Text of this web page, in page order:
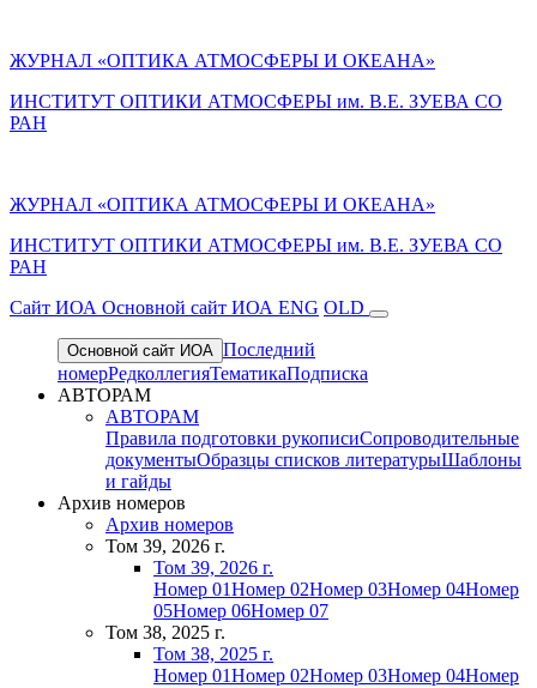
ЖУРНАЛ «ОПТИКА АТМОСФЕРЫ И ОКЕАНА»
ИНСТИТУТ ОПТИКИ АТМОСФЕРЫ им. В.Е. ЗУЕВА СО
РАН
ЖУРНАЛ «ОПТИКА АТМОСФЕРЫ И ОКЕАНА»
ИНСТИТУТ ОПТИКИ АТМОСФЕРЫ им. В.Е. ЗУЕВА СО
РАН
Cайт ИОА Основной сайт ИОА ENG OLD
Основной сайт ИОА Последний
номерРедколлегияТематикаПодписка
АВТОРАМ
АВТОРАМ
Правила подготовки рукописиСопроводительные
документыОбразцы списков литературыШаблоны
и гайды
Архив номеров
Архив номеров
Том 39, 2026 г.
Том 39, 2026 г.
Номер 01Номер 02Номер 03Номер 04Номер
05Номер 06Номер 07
Том 38, 2025 г.
Том 38, 2025 г.
Номер 01Номер 02Номер 03Номер 04Номер